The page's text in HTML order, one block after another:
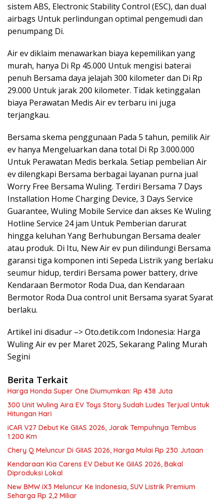
sistem ABS, Electronic Stability Control (ESC), dan dual
airbags Untuk perlindungan optimal pengemudi dan
penumpang Di.
Air ev diklaim menawarkan biaya kepemilikan yang
murah, hanya Di Rp 45.000 Untuk mengisi baterai
penuh Bersama daya jelajah 300 kilometer dan Di Rp
29.000 Untuk jarak 200 kilometer. Tidak ketinggalan
biaya Perawatan Medis Air ev terbaru ini juga
terjangkau.
Bersama skema penggunaan Pada 5 tahun, pemilik Air
ev hanya Mengeluarkan dana total Di Rp 3.000.000
Untuk Perawatan Medis berkala. Setiap pembelian Air
ev dilengkapi Bersama berbagai layanan purna jual
Worry Free Bersama Wuling. Terdiri Bersama 7 Days
Installation Home Charging Device, 3 Days Service
Guarantee, Wuling Mobile Service dan akses Ke Wuling
Hotline Service 24 jam Untuk Pemberian darurat
hingga keluhan Yang Berhubungan Bersama dealer
atau produk. Di Itu, New Air ev pun dilindungi Bersama
garansi tiga komponen inti Sepeda Listrik yang berlaku
seumur hidup, terdiri Bersama power battery, drive
Kendaraan Bermotor Roda Dua, dan Kendaraan
Bermotor Roda Dua control unit Bersama syarat Syarat
berlaku.
Artikel ini disadur –> Oto.detik.com Indonesia: Harga
Wuling Air ev per Maret 2025, Sekarang Paling Murah
Segini
Berita Terkait
Harga Honda Super One Diumumkan: Rp 438 Juta
300 Unit Wuling Aira EV Toys Story Sudah Ludes Terjual Untuk
Hitungan Hari
iCAR V27 Debut Ke GIIAS 2026, Jarak Tempuhnya Tembus
1.200 Km
Chery Q Meluncur Di GIIAS 2026, Harga Mulai Rp 230 Jutaan
Kendaraan Kia Carens EV Debut Ke GIIAS 2026, Bakal
Diproduksi Lokal
New BMW iX3 Meluncur Ke Indonesia, SUV Listrik Premium
Seharga Rp 2,2 Miliar